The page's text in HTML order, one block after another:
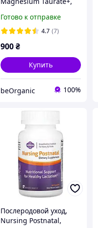
(200 мг на таблетку)
Готово к отправке
4.7 (7)
900₴
Купить
beOrganic 100%
Послеродовой уход,
Nursing Postnatal,